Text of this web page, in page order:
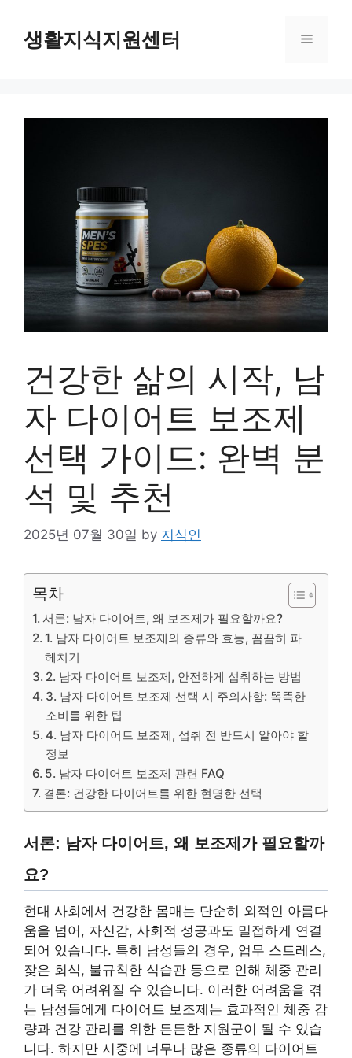
content생활지식지원센터 Menu
건강한 삶의 시작, 남
자 다이어트 보조제
선택 가이드: 완벽 분
석 및 추천
2025년 07월 30일 by 지식인
목차
서론: 남자 다이어트, 왜 보조제가 필요할까요?
1. 남자 다이어트 보조제의 종류와 효능, 꼼꼼히 파
헤치기
2. 남자 다이어트 보조제, 안전하게 섭취하는 방법
3. 남자 다이어트 보조제 선택 시 주의사항: 똑똑한
소비를 위한 팁
4. 남자 다이어트 보조제, 섭취 전 반드시 알아야 할
정보
5. 남자 다이어트 보조제 관련 FAQ
결론: 건강한 다이어트를 위한 현명한 선택
서론: 남자 다이어트, 왜 보조제가 필요할까
요?
현대 사회에서 건강한 몸매는 단순히 외적인 아름다
움을 넘어, 자신감, 사회적 성공과도 밀접하게 연결
되어 있습니다. 특히 남성들의 경우, 업무 스트레스,
잦은 회식, 불규칙한 식습관 등으로 인해 체중 관리
가 더욱 어려워질 수 있습니다. 이러한 어려움을 겪
는 남성들에게 다이어트 보조제는 효과적인 체중 감
량과 건강 관리를 위한 든든한 지원군이 될 수 있습
니다. 하지만 시중에 너무나 많은 종류의 다이어트